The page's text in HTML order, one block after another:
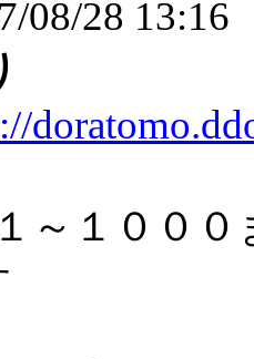
08/28 13:16
～１００